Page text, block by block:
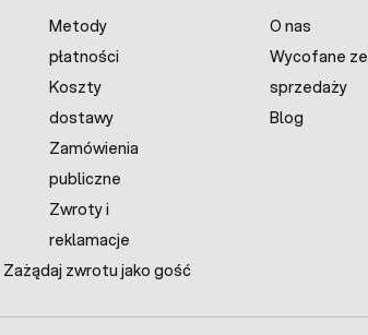
Metody
płatności
Koszty
dostawy
Zamówienia
publiczne
Zwroty i
reklamacje
Zażądaj zwrotu jako gość
O nas
Wycofane ze
sprzedaży
Blog